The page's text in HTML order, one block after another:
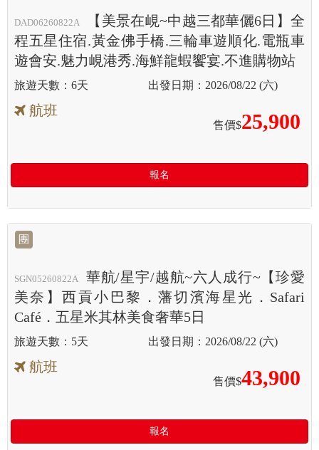
DAD06260822A
【美景在峴~中越三都華儷6日】全
程五星住宿.黃金佛手橋.三輪車遊順化.電瓶車
遊會安.魅力峴港秀.海鮮龍蝦饗宴.不進購物站
6天 2026/08/22 (六)
航班
售價$25,900
報名
團
SGN05260822A
華航/星宇/越航~六人成行~【珍愛
美奈】西貢小巴黎．藩切濱海星光．Safari
Café．五星米其林美食奢華5日
5天 2026/08/22 (六)
航班
售價$43,900
報名